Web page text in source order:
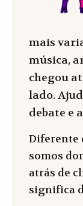
mais
música,
chegou
lado.
debate e
Diferente
somos
atrás de
significa